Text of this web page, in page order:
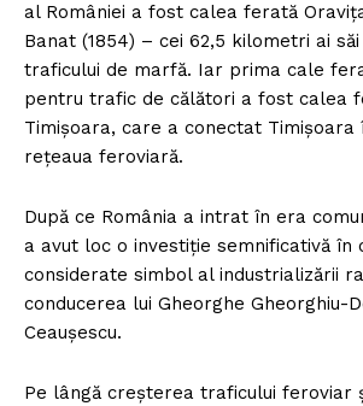
al României a fost calea ferată
Banat (1854) – cei 62,5 kilometri ai
traficului de marfă. Iar prima cale
pentru trafic de călători a fost calea
Timişoara, care a conectat Timişoara
reţeaua feroviară.
După ce România a intrat în era
a avut loc o investiţie semnificativă în
considerate simbol al industrializării
conducerea lui Gheorghe Gheorghiu-
Ceauşescu.
Pe lângă creşterea traficului feroviar